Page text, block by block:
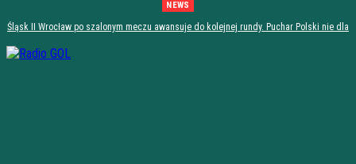
NEWS
Śląsk II Wrocław po szalonym meczu awansuje do kolejnej rundy. Puchar Polski nie dla